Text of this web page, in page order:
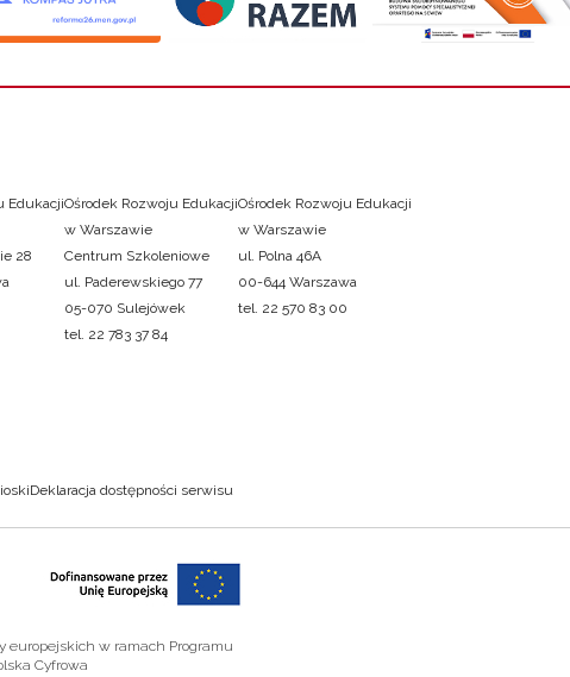
Edukacji
28
Ośrodek Rozwoju Edukacji
w Warszawie
Centrum Szkoleniowe
ul. Paderewskiego 77
05-070 Sulejówek
tel. 22 783 37 84
Ośrodek Rozwoju Edukacji
w Warszawie
ul. Polna 46A
00-644 Warszawa
tel. 22 570 83 00
Deklaracja dostępności serwisu
europejskich w ramach Programu
Cyfrowa